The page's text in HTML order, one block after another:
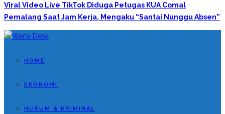
Viral Video Live TikTok Diduga Petugas KUA Comal
Pemalang Saat Jam Kerja, Mengaku “Santai Nunggu Absen”
HOME
EKONOMI
HUKUM & KRIMINAL